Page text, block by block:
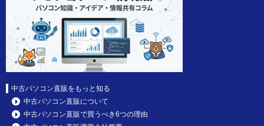
中古パソコン直販をもっと知る
中古パソコン直販について
中古パソコン直販で買うべき6つの理由